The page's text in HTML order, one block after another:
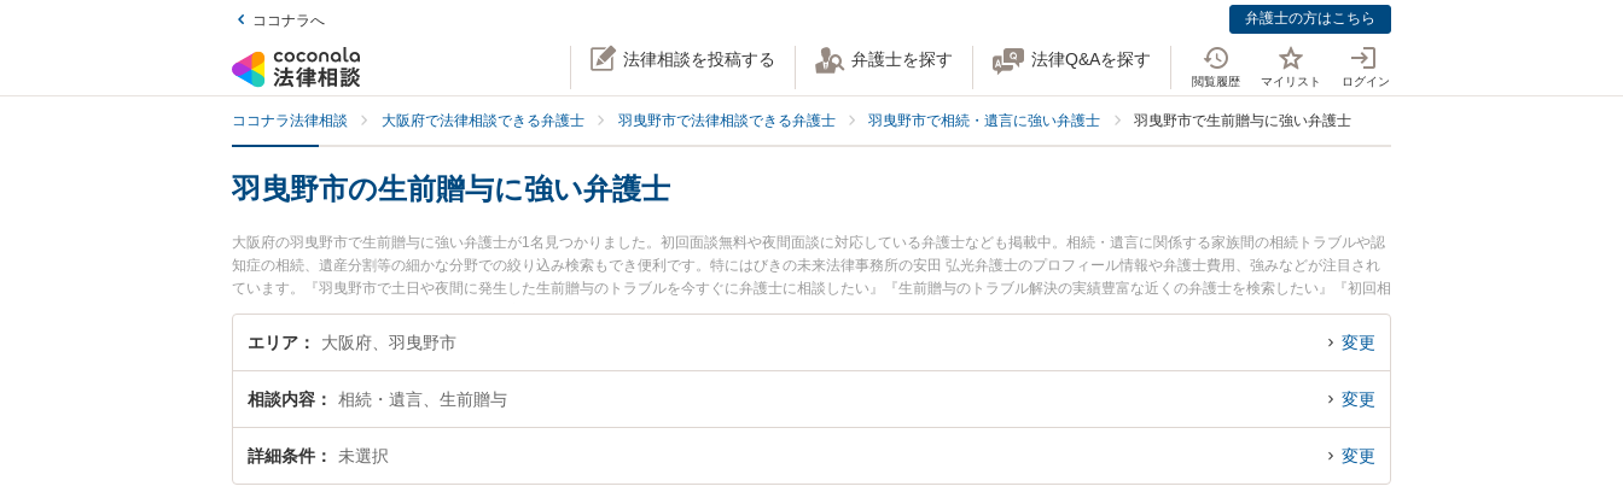
ココナラへ 弁護士の方はこちら
法律相談を投稿する 弁護士を探す 法律Q&Aを探す
閲覧履歴 マイリスト ログイン
ココナラ法律相談 大阪府で法律相談できる弁護士 羽曳野市で法律相談できる弁護士 羽曳野市で相続・遺言に強い弁護士 羽曳野市で生前贈与に強い弁護士
羽曳野市の生前贈与に強い弁護士
大阪府の羽曳野市で生前贈与に強い弁護士が1名見つかりました。初回面談無料や夜間面談に対応している弁護士なども掲載中。相続・遺言に関係する家族間の相続トラブルや認
知症の相続、遺産分割等の細かな分野での絞り込み検索もでき便利です。特にはびきの未来法律事務所の安田 弘光弁護士のプロフィール情報や弁護士費用、強みなどが注目され
ています。『羽曳野市で土日や夜間に発生した生前贈与のトラブルを今すぐに弁護士に相談したい』『生前贈与のトラブル解決の実績豊富な近くの弁護士を検索したい』『初回相
談無料で生前贈与を法律相談できる羽曳野市内の弁護士に相談予約したい』などでお困りの相談者さんにおすすめです。
エリア 大阪府、羽曳野市 変更
相談内容 相続・遺言、生前贈与 変更
詳細条件 未選択 変更